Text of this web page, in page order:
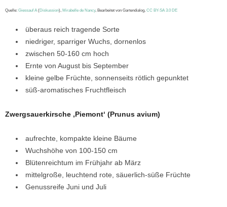
Quelle: Giessauf A (Diskussion), Mirabelle de Nancy, Bearbeitet von Gartendialog, CC BY-SA 3.0 DE
überaus reich tragende Sorte
niedriger, sparriger Wuchs, dornenlos
zwischen 50-160 cm hoch
Ernte von August bis September
kleine gelbe Früchte, sonnenseits rötlich gepunktet
süß-aromatisches Fruchtfleisch
Zwergsauerkirsche ‚Piemont‘ (Prunus avium)
aufrechte, kompakte kleine Bäume
Wuchshöhe von 100-150 cm
Blütenreichtum im Frühjahr ab März
mittelgroße, leuchtend rote, säuerlich-süße Früchte
Genussreife Juni und Juli